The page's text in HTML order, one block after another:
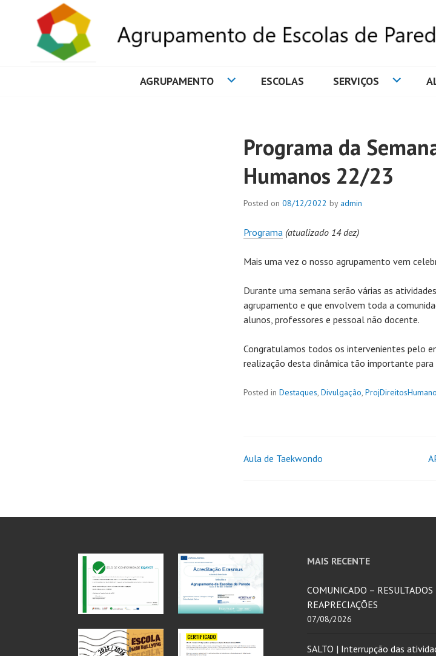
AGRUPAMENTO ESCOLAS SERVIÇOS
Programa da
Humanos 22/23
Posted on 08/12/2022 by admin
Programa (atualizado 14 dez)
Mais uma vez o nosso agrupamento vem
Durante uma semana serão várias as
agrupamento e que envolvem toda a
alunos, professores e pessoal não docente.
Congratulamos todos os intervenientes pelo
realização desta dinâmica tão importante
Posted in Destaques, Divulgação,
Aula de Taekwondo
MAIS RECENTE
COMUNICADO – RESULTADOS
REAPRECIAÇÕES
07/08/2026
SALTO | Interrupção das